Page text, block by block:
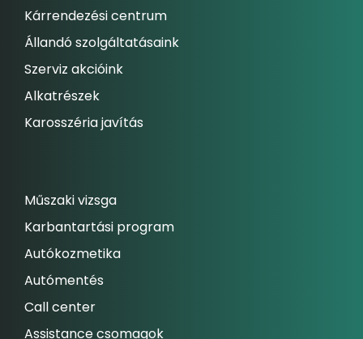
Kárrendezési centrum
Állandó szolgáltatásaink
Szerviz akcióink
Alkatrészek
Karosszéria javítás
Műszaki vizsga
Karbantartási program
Autókozmetika
Autómentés
Call center
Assistance csomagok